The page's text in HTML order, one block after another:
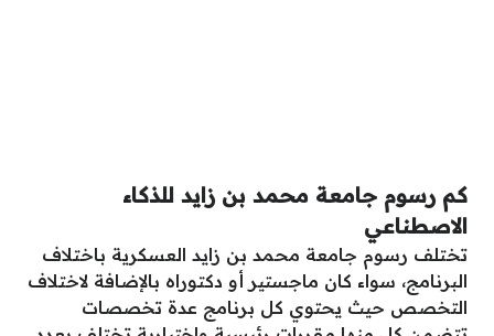
كم رسوم جامعة محمد بن زايد للذكاء
الاصطناعي
تختلف رسوم جامعة محمد بن زايد العسكرية باختلاف
البرنامج، سواء كان ماجستير أو دكتوراه بالإضافة لاختلاف
التخصص حيث يحتوي كل برنامج عدة تخصصات